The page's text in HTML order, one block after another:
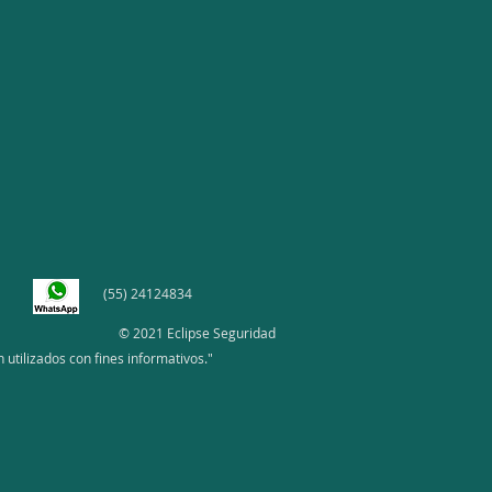
(55) 24124834
© 2021 Eclipse Seguridad
utilizados con fines informativos."